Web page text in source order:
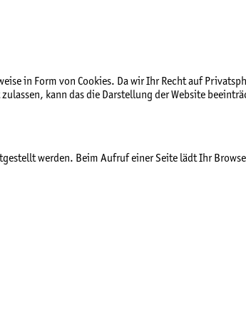
in Form von Cookies. Da wir Ihr Recht auf
kann das die Darstellung der Website
werden. Beim Aufruf einer Seite lädt Ihr